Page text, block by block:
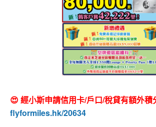
😍 經小斯申請信用卡/戶口/稅貸有額外積
flyformiles.hk/20634